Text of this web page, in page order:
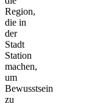
Region,
die in
der
Stadt
Station
machen,
um
Bewusstsein
zu